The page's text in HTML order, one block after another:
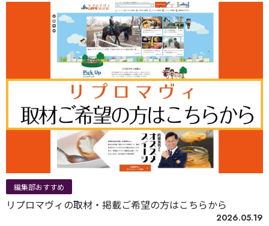
編集部おすすめ
リプロマヴィの取材・掲載ご希望の方はこちらから
2026.05.19